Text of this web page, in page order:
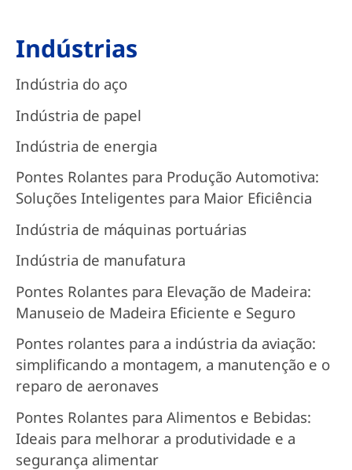
Indústrias
Indústria do aço
Indústria de papel
Indústria de energia
Pontes Rolantes para Produção Automotiva:
Soluções Inteligentes para Maior Eficiência
Indústria de máquinas portuárias
Indústria de manufatura
Pontes Rolantes para Elevação de Madeira:
Manuseio de Madeira Eficiente e Seguro
Pontes rolantes para a indústria da aviação:
simplificando a montagem, a manutenção e o
reparo de aeronaves
Pontes Rolantes para Alimentos e Bebidas:
Ideais para melhorar a produtividade e a
segurança alimentar